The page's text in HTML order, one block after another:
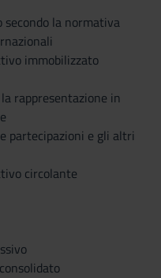
la normativa
immobilizzato
rappresentazione in
partecipazioni e gli altri
circolante